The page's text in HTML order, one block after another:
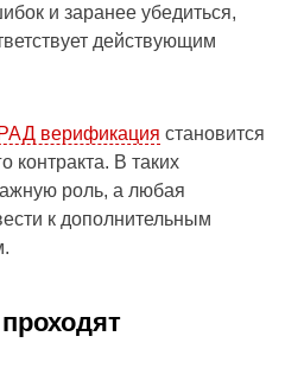
и заранее убедиться,
действующим
верификация становится
контракта. В таких
роль, а любая
к дополнительным